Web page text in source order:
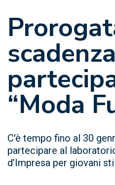
“Moda
C'è tempo fino al 30
partecipare al
d’Impresa per giovani